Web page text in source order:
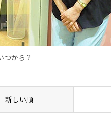
つから？
新しい順